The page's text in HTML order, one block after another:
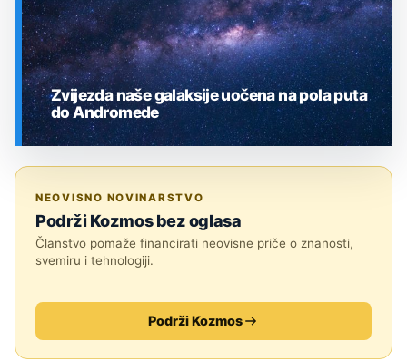
Zvijezda naše galaksije uočena na pola puta
do Andromede
NEOVISNO NOVINARSTVO
Podrži Kozmos bez oglasa
Članstvo pomaže financirati neovisne priče o znanosti,
svemiru i tehnologiji.
Podrži Kozmos